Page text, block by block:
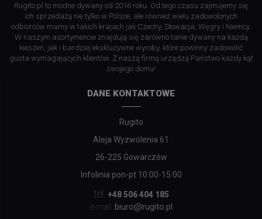
Rugito.pl to modne dywany od 2016 roku. Od tego czasu zajmujemy się
ich sprzedażą nie tylko w Polsce, ale również wielu zadowolonych
odbiorców mamy w takich krajach jak Czechy, Słowacja, Węgry i Niemcy.
W naszym asortymencie znajdują się zarówno tanie dywany na każdą
kieszeń, jak i bardziej ekskluzywne wyroby, które powinny zadowolić
gusta wymagających klientów. Z naszą firmą urządzą Państwo każdy kąt
swojego domu!
DANE KONTAKTOWE
Rugito
Aleja Wyzwolenia 61
26-225 Gowarczów
Infolinia pon-pt 10:00-15:00
tel. +48 506 404 185
e-mail: biuro@rugito.pl